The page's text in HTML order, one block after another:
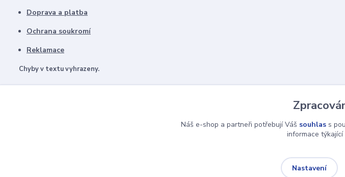
Doprava a platba
Ochrana soukromí
Reklamace
Chyby v textu vyhrazeny.
Náš e-shop a partneři potřebují Váš souhlass
informace týkající
Nastavení